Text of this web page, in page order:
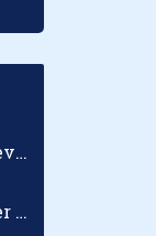
Redman Europe Sales Developer (Europe)
Dura Vermeer Uitvoerder GWW Amsterdam